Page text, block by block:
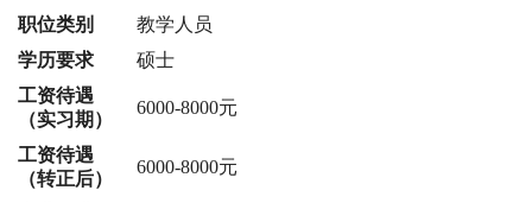
职位类别
教学人员
学历要求
硕士
工资待遇
（实习期）
6000-8000元
工资待遇
（转正后）
6000-8000元